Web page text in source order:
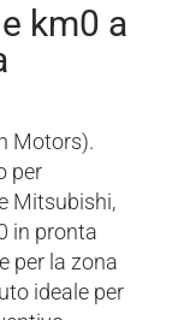
km0 a
Motors).
per
Mitsubishi,
in pronta
per la zona
ideale per